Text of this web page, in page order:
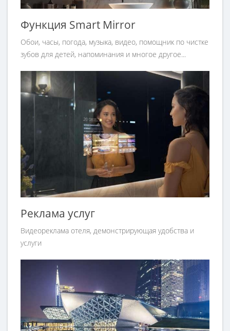
Функция Smart Mirror
Обои, часы, погода, музыка, видео, помощник по чистке
зубов для детей, напоминания и многое другое...
Реклама услуг
Видеореклама отеля, демонстрирующая удобства и
услуги